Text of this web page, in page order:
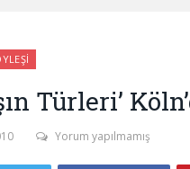
Türleri’
Yorum yapılmamış